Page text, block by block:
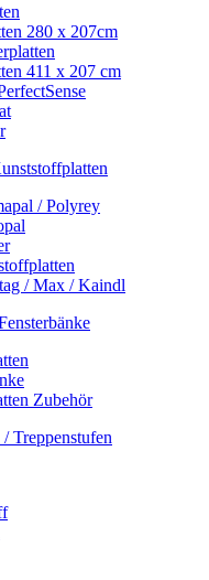
280 x 207cm
411 x 207 cm
/ Polyrey
/ Max / Kaindl
Zubehör
Treppenstufen